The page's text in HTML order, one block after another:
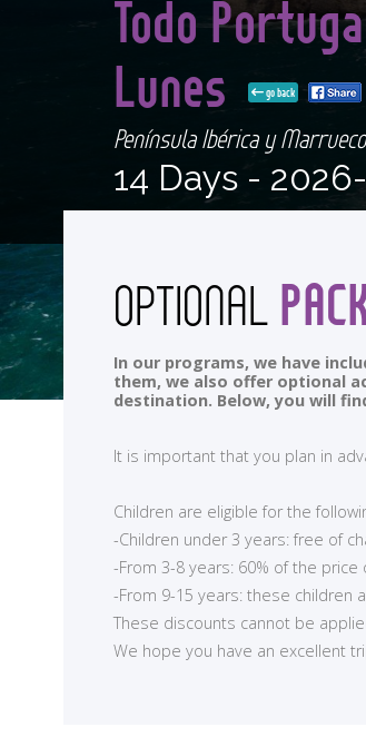
Todo
Lunes
go back
Península Ibérica y
14 Days -
OPTIONAL
In our programs, we have
them, we also offer optional
destination. Below, you will
It is important that you plan in
Children are eligible for the
-Children under 3 years: free of
-From 3-8 years: 60% of the price
-From 9-15 years: these children
These discounts cannot be
We hope you have an excellent